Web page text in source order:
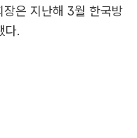
은 지난해 3월 한국방
다.